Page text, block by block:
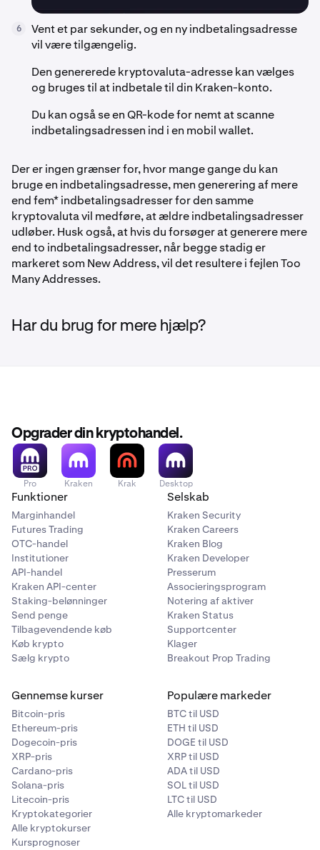
6
Vent et par sekunder, og en ny indbetalingsadresse
vil være tilgængelig.
Den genererede kryptovaluta-adresse kan vælges
og bruges til at indbetale til din Kraken-konto.
Du kan også se en QR-kode for nemt at scanne
indbetalingsadressen ind i en mobil wallet.
Der er ingen grænser for, hvor mange gange du kan
bruge en indbetalingsadresse, men generering af mere
end fem* indbetalingsadresser for den samme
kryptovaluta vil medføre, at ældre indbetalingsadresser
udløber. Husk også, at hvis du forsøger at generere mere
end to indbetalingsadresser, når begge stadig er
markeret som New Address, vil det resultere i fejlen Too
Many Addresses.
Har du brug for mere hjælp?
Opgrader din kryptohandel.
Pro Kraken Krak Desktop
Funktioner
Marginhandel
Futures Trading
OTC-handel
Institutioner
API-handel
Kraken API-center
Staking-belønninger
Send penge
Tilbagevendende køb
Køb krypto
Sælg krypto
Selskab
Kraken Security
Kraken Careers
Kraken Blog
Kraken Developer
Presserum
Associeringsprogram
Notering af aktiver
Kraken Status
Supportcenter
Klager
Breakout Prop Trading
Gennemse kurser
Bitcoin-pris
Ethereum-pris
Dogecoin-pris
XRP-pris
Cardano-pris
Solana-pris
Litecoin-pris
Kryptokategorier
Alle kryptokurser
Kursprognoser
Populære markeder
BTC til USD
ETH til USD
DOGE til USD
XRP til USD
ADA til USD
SOL til USD
LTC til USD
Alle kryptomarkeder